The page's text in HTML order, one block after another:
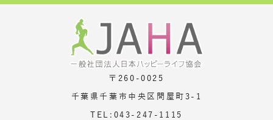
〒260-0025
千葉県千葉市中央区問屋町3-1
TEL:043-247-1115